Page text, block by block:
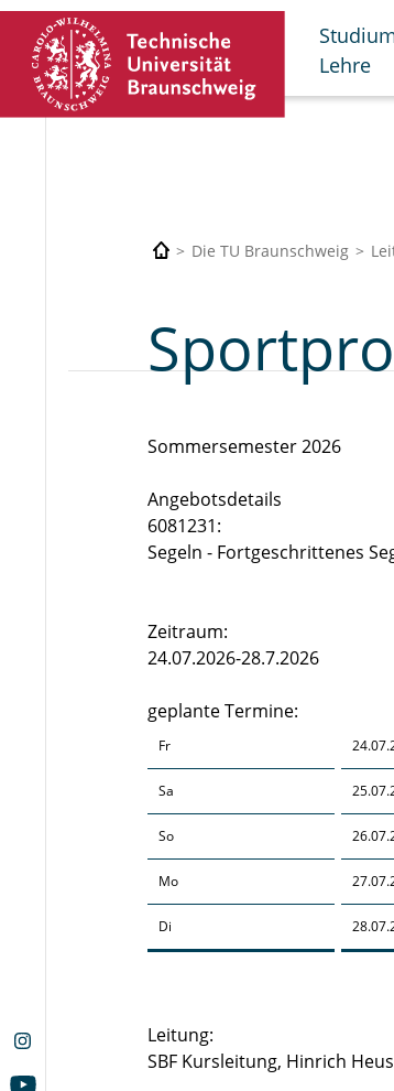
Lehre
Die TU Braunschweig
Sommersemester 2026
Angebotsdetails
6081231:
Segeln - Fortgeschrittenes
Zeitraum:
24.07.2026-28.7.2026
geplante Termine:
Fr
Sa
So
Mo
Di
Leitung:
SBF Kursleitung, Hinrich